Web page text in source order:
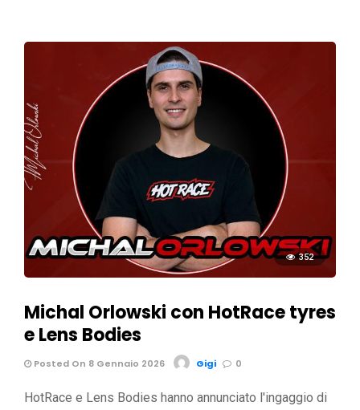
352
Michal Orlowski con HotRace tyres
e Lens Bodies
Posted On 8 Gennaio 2026 Gigi 0
HotRace e Lens Bodies hanno annunciato l'ingaggio di